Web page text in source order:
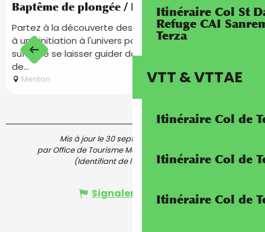
Itinéraire Col St
Refuge CAI
Terza
VTT & VTTAE
Itinéraire Col de
Itinéraire Col de
Itinéraire Col de
Baptême de plongée / Initiation
Partez à la découverte des milieux sous-marins grâce
à une initiation à l'univers passionnant de la plongée. Il
suffit de se laisser guider dans un décor secret, libéré
de...
Menton
Mis à jour le 30 septembre 2023 à 14:26
par Office de Tourisme Menton, Riviera & Merveilles
(Identifiant de l'offre :
5332989)
Signaler une erreur